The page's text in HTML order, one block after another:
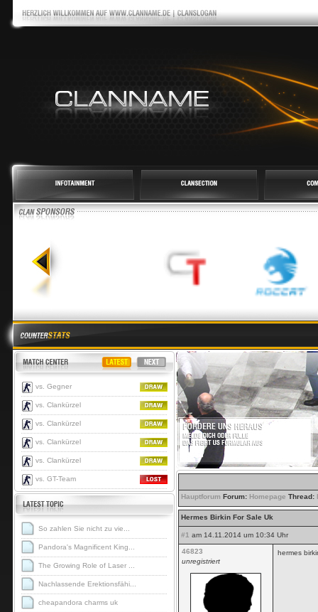
vs. Gegner
vs. Clankürzel
vs. Clankürzel
vs. Clankürzel
vs. Clankürzel
vs. GT-Team
So zahlen Sie nicht zu vie...
Pandora's Magnificent King...
The Growing Role of Laser ...
Nachlassende Erektionsfähi...
cheapandora charms uk
Hauptforum Forum: Homepage Thread:
Hermes Birkin For Sale Uk
#1 am 14.11.2014 um 10:34 Uhr
46823
unregistriert
hermes